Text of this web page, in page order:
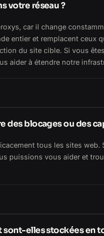
votre réseau ?
car il change
entier et remplacent ceux
du site cible. Si vous
aider à étendre notre
des blocages ou des
tous les sites
puissions vous aider et
elles stockées en